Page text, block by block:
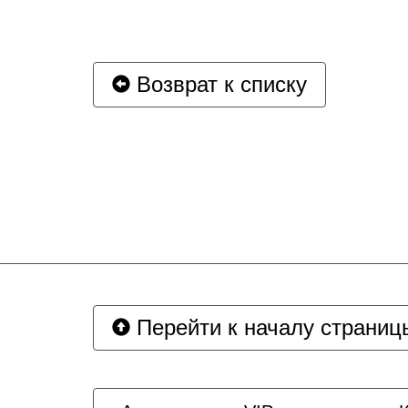
Возврат к списку
Перейти к началу